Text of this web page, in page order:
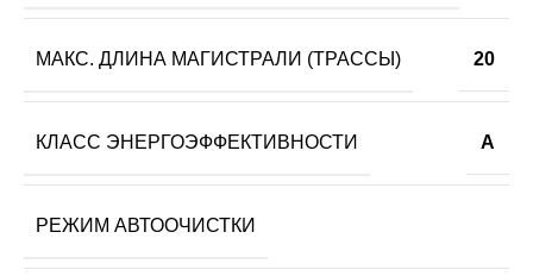
МАКС. ДЛИНА МАГИСТРАЛИ (ТРАССЫ) 20
КЛАСС ЭНЕРГОЭФФЕКТИВНОСТИ A
РЕЖИМ АВТООЧИСТКИ